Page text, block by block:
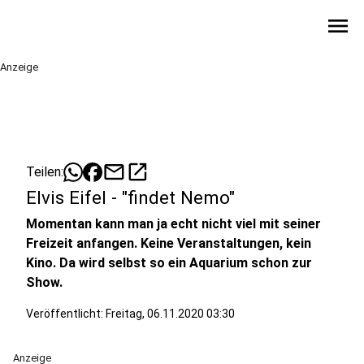
menu
Anzeige
Teilen: mailopen_in_new
Elvis Eifel - "findet Nemo"
Momentan kann man ja echt nicht viel mit seiner
Freizeit anfangen. Keine Veranstaltungen, kein
Kino. Da wird selbst so ein Aquarium schon zur
Show.
Veröffentlicht: Freitag, 06.11.2020 03:30
Anzeige